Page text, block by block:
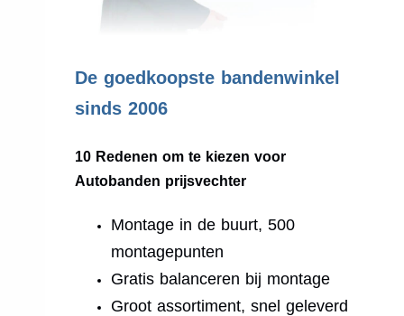
De goedkoopste bandenwinkel
sinds 2006
10 Redenen om te kiezen voor
Autobanden prijsvechter
Montage in de buurt, 500
montagepunten
Gratis balanceren bij montage
Groot assortiment, snel geleverd